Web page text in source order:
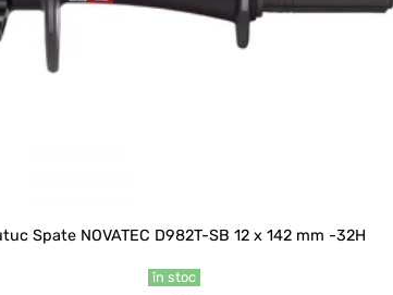
Spate NOVATEC D982T-SB 12 x 142 mm -32H
în stoc